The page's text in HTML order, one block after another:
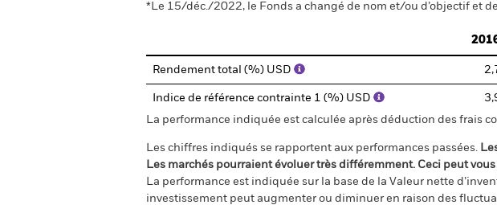
*Le 15/déc./2022, le Fonds a changé de nom et/ou d’objectif et
Rendement total (%) USD
Indice de référence contrainte 1 (%) USD
La performance indiquée est calculée après déduction des frais
Les chiffres indiqués se rapportent aux performances passées.
Les marchés pourraient évoluer très différemment. Ceci peut
La performance est indiquée sur la base de la Valeur nette
investissement peut augmenter ou diminuer en raison des